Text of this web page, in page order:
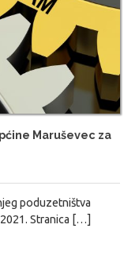
Maruševec za
poduzetništva
Stranica […]